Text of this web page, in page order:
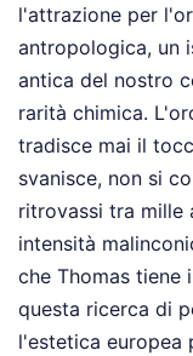
l'attrazione per
antropologica, un
antica del nostro
rarità chimica.
tradisce mai il
svanisce, non si
ritrovassi tra mille
intensità
che Thomas tiene
questa ricerca di
l'estetica europea